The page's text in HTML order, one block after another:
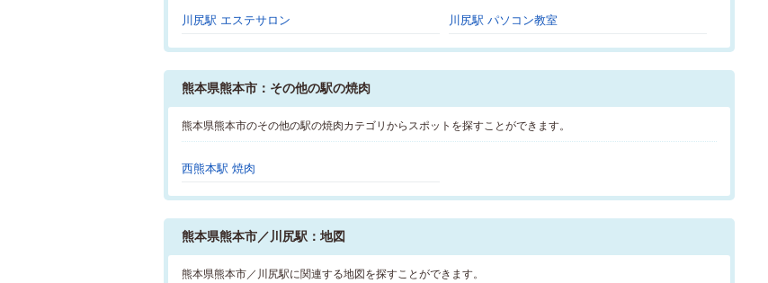
川尻駅 エステサロン 川尻駅 パソコン教室
熊本県熊本市：その他の駅の焼肉
熊本県熊本市のその他の駅の焼肉カテゴリからスポットを探すことができます。
西熊本駅 焼肉
熊本県熊本市／川尻駅：地図
熊本県熊本市／川尻駅に関連する地図を探すことができます。